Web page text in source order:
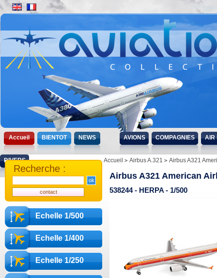
Accueil BIENTOT NEWS AVIONS COMPAGNIES AIR
DIVERS
Echelle 1/500
Echelle 1/400
Echelle 1/250
Recherche :
Accueil Airbus A.321 Airbus A321
Airbus A321 American
538244 - HERPA - 1/500